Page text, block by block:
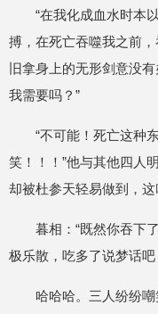
“在我化成血水时本
搏，在死亡吞噬我之前
旧拿身上的无形剑意没
我需要吗？”
“不可能！死亡这种
笑！！！”他与其他四人
却被杜参天轻易做到，这
暮相：“既然你吞下
极乐散，吃多了说梦话吧
哈哈哈。三人纷纷